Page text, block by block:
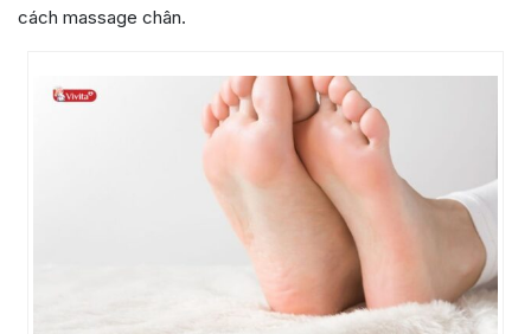
cách massage chân.